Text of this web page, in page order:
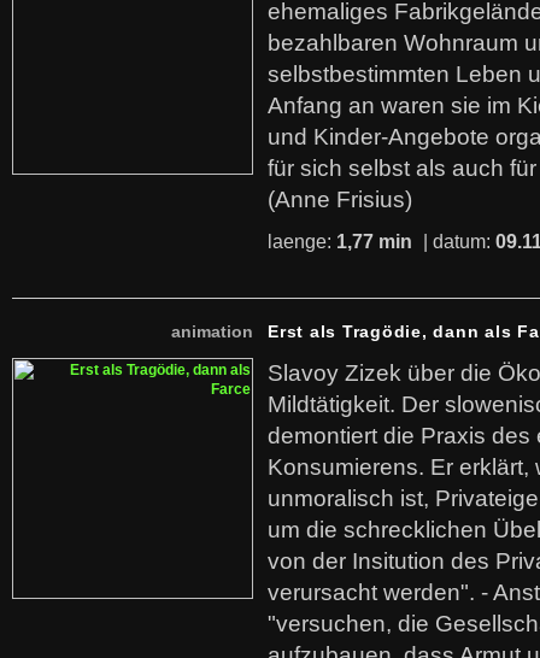
ehemaliges
bezahlbaren Wohnraum
selbstbestimmten Leben
Anfang an waren sie im
und Kinder-Angebote
für sich selbst als auch
(Anne Frisius)
laenge: 1,77 min | datum:
animation Erst als Tragödie, dann als
Slavoy Zizek über die
Mildtätigkeit. Der
demontiert die Praxis des
Konsumierens. Er erklärt,
unmoralisch ist,
um die schrecklichen
von der Insitution des
verursacht werden". -
"versuchen, die